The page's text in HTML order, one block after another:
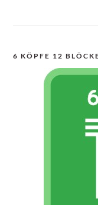
6 KÖPFE 12